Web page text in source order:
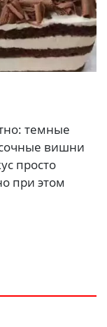
темные
вишни
просто
при этом